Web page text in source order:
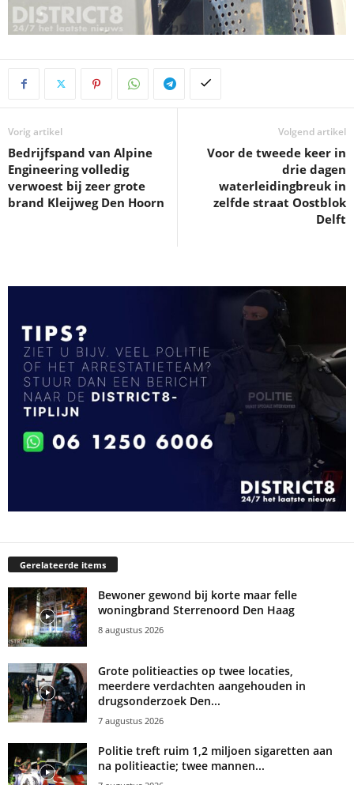
Vorig artikel
Bedrijfspand van Alpine
Engineering volledig
verwoest bij zeer grote
brand Kleijweg Den Hoorn
Volgend artikel
Voor de tweede keer in
drie dagen
waterleidingbreuk in
zelfde straat Oostblok
Delft
Gerelateerde items
Bewoner gewond bij korte maar felle
woningbrand Sterrenoord Den Haag
8 augustus 2026
Grote politieacties op twee locaties,
meerdere verdachten aangehouden in
drugsonderzoek Den...
7 augustus 2026
Politie treft ruim 1,2 miljoen sigaretten aan
na politieactie; twee mannen...